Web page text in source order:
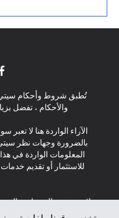
تُطبق شروط وأحكام
والأحكام ، تفضل
الآراء الواردة هنا لا
بالضرورة وجهات نظر
المعلومات الواردة في
للاستثمار أو تقديم
لا يتم تقديم المنتجات
المقيمين في الاتحاد